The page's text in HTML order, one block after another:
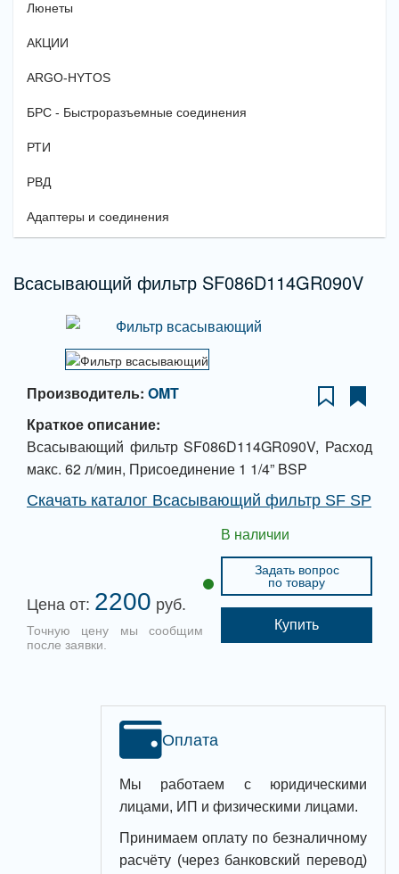
Люнеты
АКЦИИ
ARGO-HYTOS
БРС - Быстроразъемные соединения
РТИ
РВД
Адаптеры и соединения
Всасывающий фильтр SF086D114GR090V
Производитель: OMT
Краткое описание:
Всасывающий фильтр SF086D114GR090V, Расход
макс. 62 л/мин, Присоединение 1 1/4” BSP
Скачать каталог Всасывающий фильтр SF SP
Цена от: 2200 руб.
Точную цену мы сообщим
после заявки.
В наличии
Задать вопрос
по товару
Купить
Оплата
Мы работаем с юридическими
лицами, ИП и физическими лицами.
Принимаем оплату по безналичному
расчёту (через банковский перевод)